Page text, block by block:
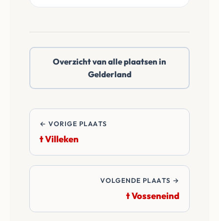
onafhankelijke
Wij betalen alle
overdrachtskosten
en notariskosten van
de transactie.
Overzicht van alle plaatsen in
Gelderland
← VORIGE PLAATS
t Villeken
VOLGENDE PLAATS →
t Vosseneind